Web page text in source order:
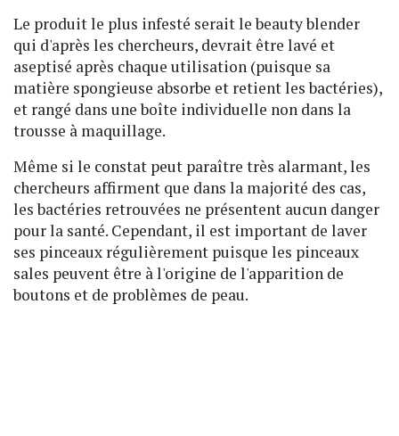
Le produit le plus infesté serait le beauty blender
qui d'après les chercheurs, devrait être lavé et
aseptisé après chaque utilisation (puisque sa
matière spongieuse absorbe et retient les bactéries),
et rangé dans une boîte individuelle non dans la
trousse à maquillage.
Même si le constat peut paraître très alarmant, les
chercheurs affirment que dans la majorité des cas,
les bactéries retrouvées ne présentent aucun danger
pour la santé. Cependant, il est important de laver
ses pinceaux régulièrement puisque les pinceaux
sales peuvent être à l'origine de l'apparition de
boutons et de problèmes de peau.